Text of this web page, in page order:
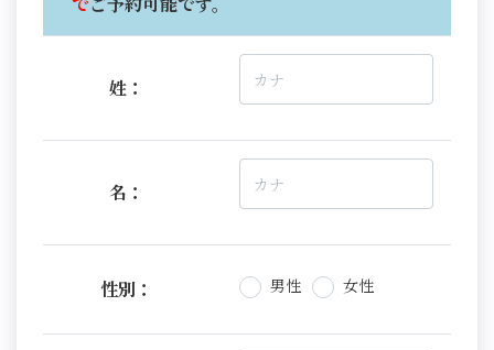
姓：
名：
性別： 男性 女性